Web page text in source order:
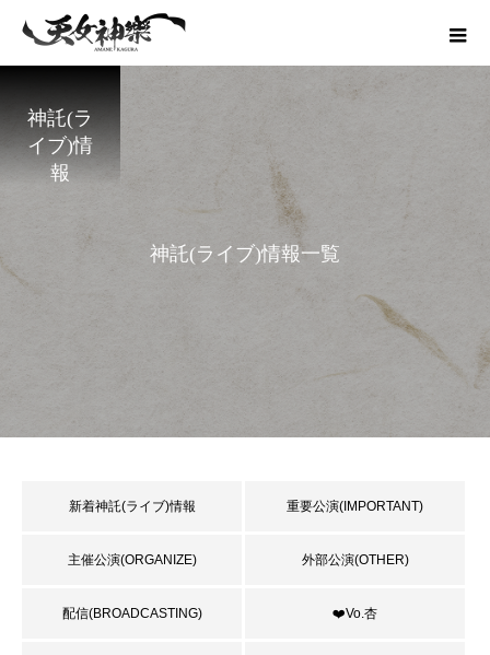
神託(ラ
イブ)情
報
神託(ラ イ ブ)情報一覧
新着神託(ライブ)情報 重要公演(IMPORTANT)
主催公演(ORGANIZE) 外部公演(OTHER)
配信(BROADCASTING) ❤️Vo.杏